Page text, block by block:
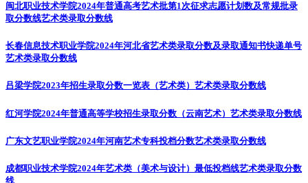
闽北职业技术学院2024年普通高考艺术批第1次征求志愿计划数及常规批录
取分数线艺术类录取分数线
长春信息技术职业学院2024年河北省艺术类录取分数及录取通知书快递单号
艺术类录取分数线
吕梁学院2023年招生录取分数一览表（艺术类） 艺术类录取分数线
红河学院2024年普通高等学校招生录取分数（云南艺术） 艺术类录取分数线
广东文艺职业学院2024年河南艺术专科投档分数艺术类录取分数线
成都职业技术学院2024年艺术类（美术与设计）最低投档线艺术类录取分数
线